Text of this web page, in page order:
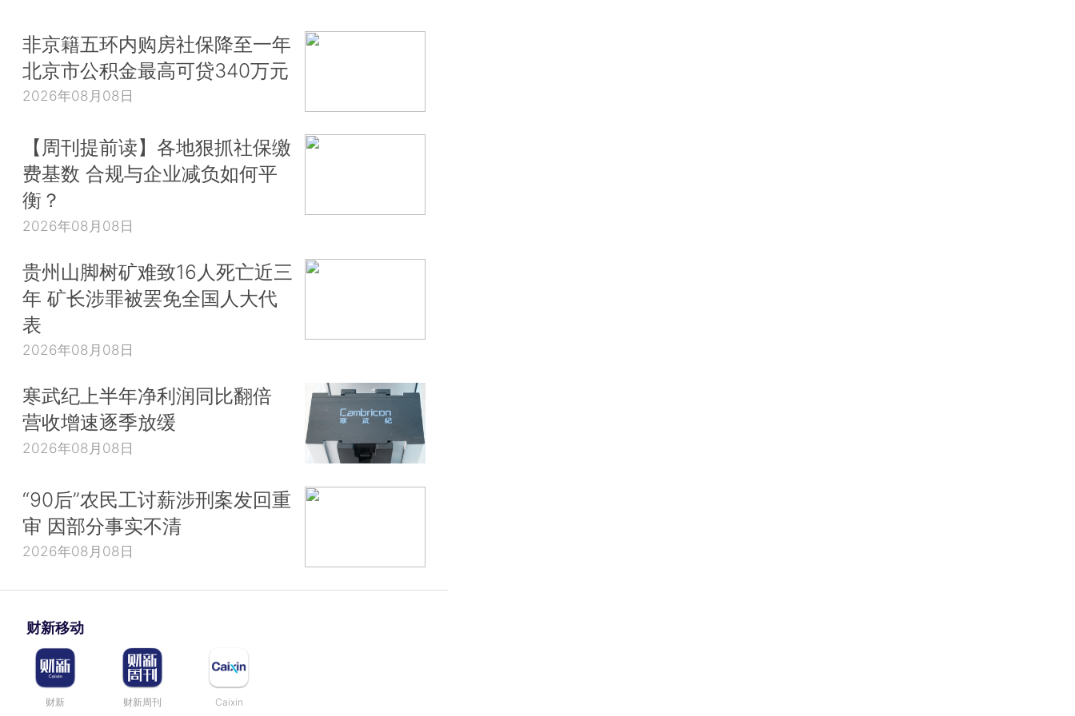
非京籍五环内购房社保降至一年
北京市公积金最高可贷340万元
2026年08月08日
【周刊提前读】各地狠抓社保缴
费基数 合规与企业减负如何平
衡？
2026年08月08日
贵州山脚树矿难致16人死亡近三
年 矿长涉罪被罢免全国人大代
表
2026年08月08日
寒武纪上半年净利润同比翻倍
营收增速逐季放缓
2026年08月08日
“90后”农民工讨薪涉刑案发回重
审 因部分事实不清
2026年08月08日
财新移动
财新 财新周刊 Caixin